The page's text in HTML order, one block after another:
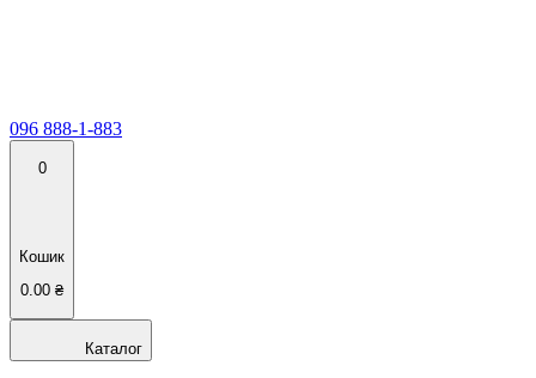
096 888-1-883
0
Кошик
0.00 ₴
Каталог